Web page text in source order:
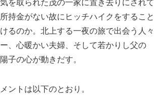
持金がない故にヒッチハイクをすること
るのか。北上する一夜の旅で出会う人々
、心暖かい夫婦、そして若かりし父の
の心が動きだす。
ントは以下のとおり。